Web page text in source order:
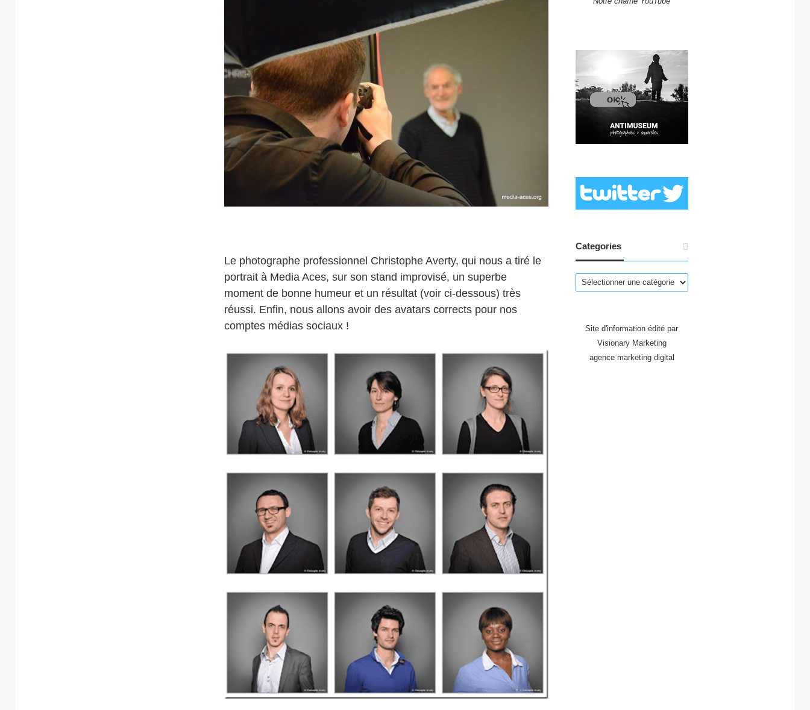
Le photographe professionnel Christophe Averty, qui nous a tiré le
portrait à Media Aces, sur son stand improvisé, un superbe
moment de bonne humeur et un résultat (voir ci-dessous) très
réussi. Enfin, nous allons avoir des avatars corrects pour nos
comptes médias sociaux !
Categories
Categories
Site d'information édité par
Visionary Marketing
agence marketing digital